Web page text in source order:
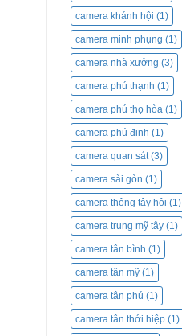
camera khánh hội (1)
camera minh phụng (1)
camera nhà xưởng (3)
camera phú thạnh (1)
camera phú thọ hòa (1)
camera phú định (1)
camera quan sát (3)
camera sài gòn (1)
camera thông tây hội (1)
camera trung mỹ tây (1)
camera tân bình (1)
camera tân mỹ (1)
camera tân phú (1)
camera tân thới hiệp (1)